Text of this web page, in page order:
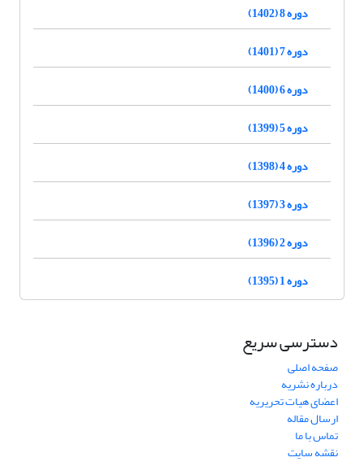
دوره 8 (1402)
دوره 7 (1401)
دوره 6 (1400)
دوره 5 (1399)
دوره 4 (1398)
دوره 3 (1397)
دوره 2 (1396)
دوره 1 (1395)
دسترسی سریع
صفحه اصلی
درباره نشریه
اعضای هیات تحریریه
ارسال مقاله
تماس با ما
نقشه سایت